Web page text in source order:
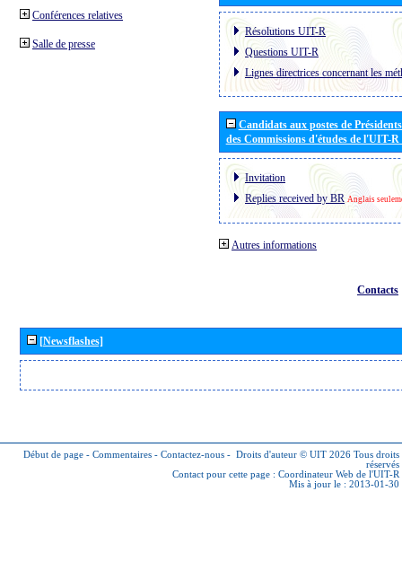
Conférences relatives
Salle de presse
Résolutions UIT-R
Questions UIT-R
Lignes directrices concernant les
Candidats aux postes de
des Commissions d'études de l'UIT-
Invitation
Replies received by BR Anglais
Autres informations
Contacts
[Newsflashes]
Début de page - Commentaires - Contactez-nous - Droits d'auteur © UIT 2026 Tous droits
réservés
Contact pour cette page : Coordinateur Web de l'UIT-R
Mis à jour le : 2013-01-30